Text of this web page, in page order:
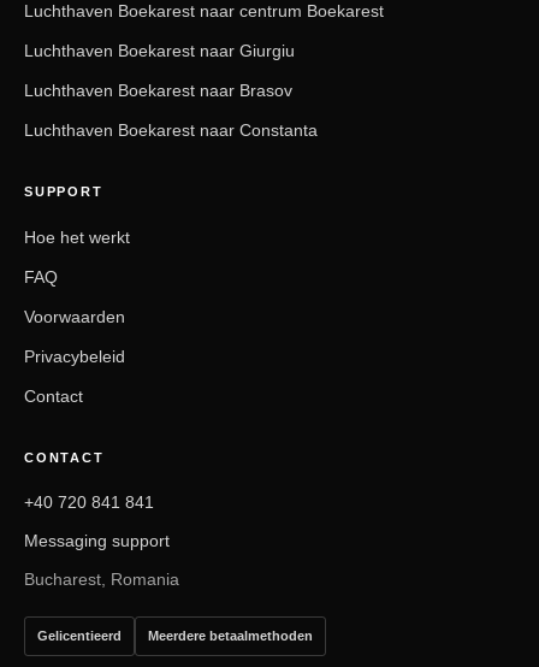
Luchthaven Boekarest naar centrum Boekarest
Luchthaven Boekarest naar Giurgiu
Luchthaven Boekarest naar Brasov
Luchthaven Boekarest naar Constanta
SUPPORT
Hoe het werkt
FAQ
Voorwaarden
Privacybeleid
Contact
CONTACT
+40 720 841 841
Messaging support
Bucharest, Romania
Gelicentieerd Meerdere betaalmethoden